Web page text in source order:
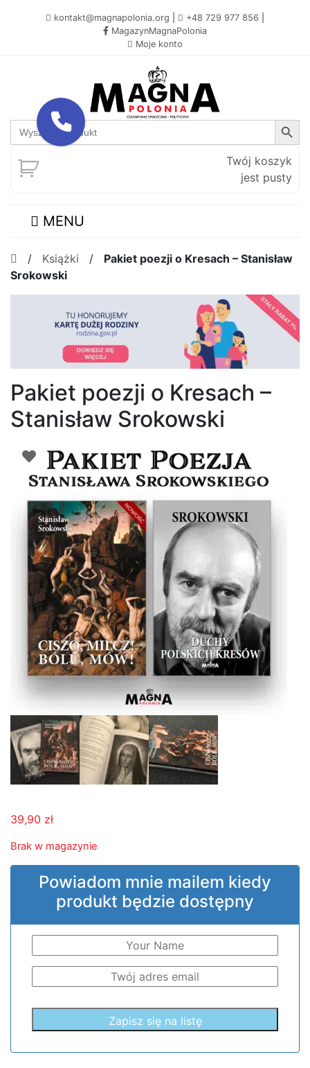
kontakt@magnapolonia.org +48 729 977 856
MagazynMagnaPolonia
Moje konto
Search
for:
Search Button
Twój koszyk
jest pusty
MENU
/ Książki / Pakiet poezji o Kresach – Stanisław
Srokowski
Pakiet poezji o Kresach –
Stanisław Srokowski
39,90 zł
Brak w magazynie
Powiadom mnie mailem kiedy
produkt będzie dostępny